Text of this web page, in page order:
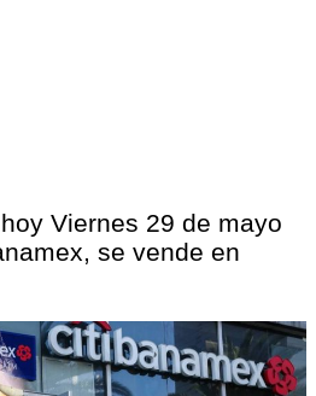
Viernes 29 de mayo
se vende en